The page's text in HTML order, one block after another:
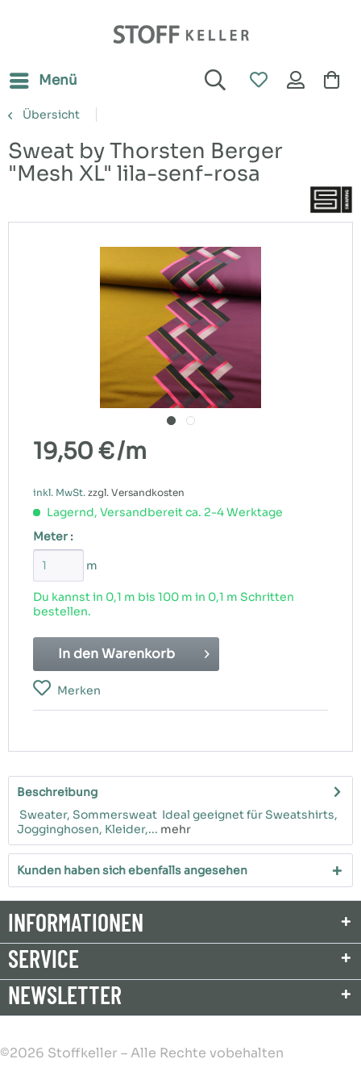
Menü
Übersicht
Sweat by Thorsten Berger
"Mesh XL" lila-senf-rosa
19,50 €/m
inkl. MwSt. zzgl. Versandkosten
Lagernd, Versandbereit ca. 2-4 Werktage
Meter :
m
Du kannst in 0,1 m bis 100 m in 0,1 m Schritten
bestellen.
In den Warenkorb
Merken
Beschreibung
Sweater, Sommersweat Ideal geeignet für Sweatshirts,
Jogginghosen, Kleider,... mehr
Kunden haben sich ebenfalls angesehen
INFORMATIONEN
SERVICE
NEWSLETTER
©2026 Stoffkeller – Alle Rechte vobehalten